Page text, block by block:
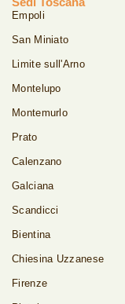
Empoli
San Miniato
Limite sull'Arno
Montelupo
Montemurlo
Prato
Calenzano
Galciana
Scandicci
Bientina
Chiesina Uzzanese
Firenze